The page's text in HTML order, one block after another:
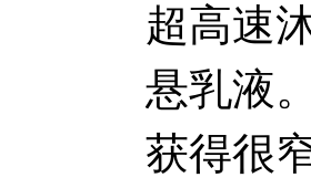
超高速
悬乳液
获得很